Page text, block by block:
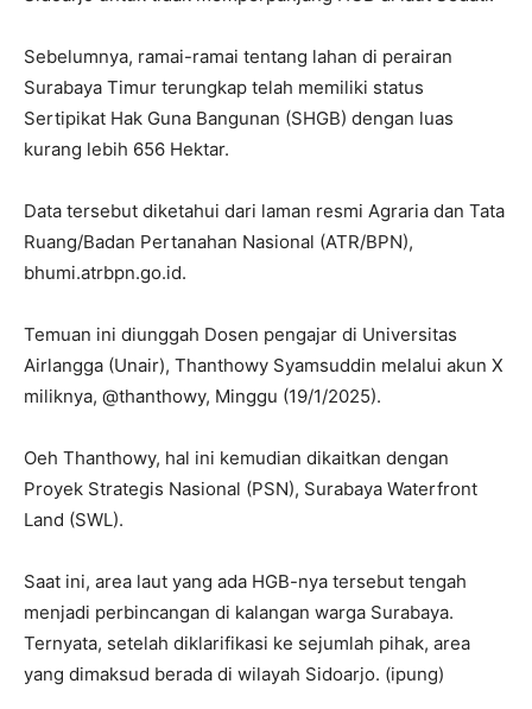
Sebelumnya, ramai-ramai tentang lahan di perairan
Surabaya Timur terungkap telah memiliki status
Sertipikat Hak Guna Bangunan (SHGB) dengan luas
kurang lebih 656 Hektar.
Data tersebut diketahui dari laman resmi Agraria dan Tata
Ruang/Badan Pertanahan Nasional (ATR/BPN),
bhumi.atrbpn.go.id.
Temuan ini diunggah Dosen pengajar di Universitas
Airlangga (Unair), Thanthowy Syamsuddin melalui akun X
miliknya, @thanthowy, Minggu (19/1/2025).
Oeh Thanthowy, hal ini kemudian dikaitkan dengan
Proyek Strategis Nasional (PSN), Surabaya Waterfront
Land (SWL).
Saat ini, area laut yang ada HGB-nya tersebut tengah
menjadi perbincangan di kalangan warga Surabaya.
Ternyata, setelah diklarifikasi ke sejumlah pihak, area
yang dimaksud berada di wilayah Sidoarjo. (ipung)